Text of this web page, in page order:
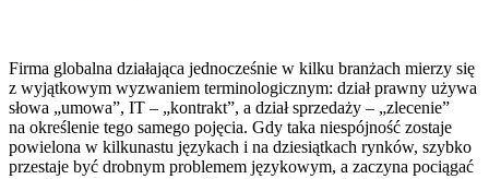
Firma globalna działająca jednocześnie w kilku branżach mierzy się
z wyjątkowym wyzwaniem terminologicznym: dział prawny używa
słowa „umowa”, IT – „kontrakt”, a dział sprzedaży – „zlecenie”
na określenie tego samego pojęcia. Gdy taka niespójność zostaje
powielona w kilkunastu językach i na dziesiątkach rynków, szybko
przestaje być drobnym problemem językowym, a zaczyna pociągać